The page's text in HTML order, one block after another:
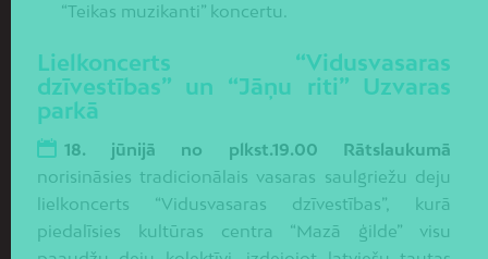
“Teikas muzikanti” koncertu.
Lielkoncerts “Vidusvasaras
dzīvestības” un “Jāņu riti” Uzvaras
parkā
18. jūnijā no plkst.19.00 Rātslaukumā
norisināsies tradicionālais vasaras saulgriežu deju
lielkoncerts “Vidusvasaras dzīvestības”, kurā
piedalīsies kultūras centra “Mazā ģilde” visu